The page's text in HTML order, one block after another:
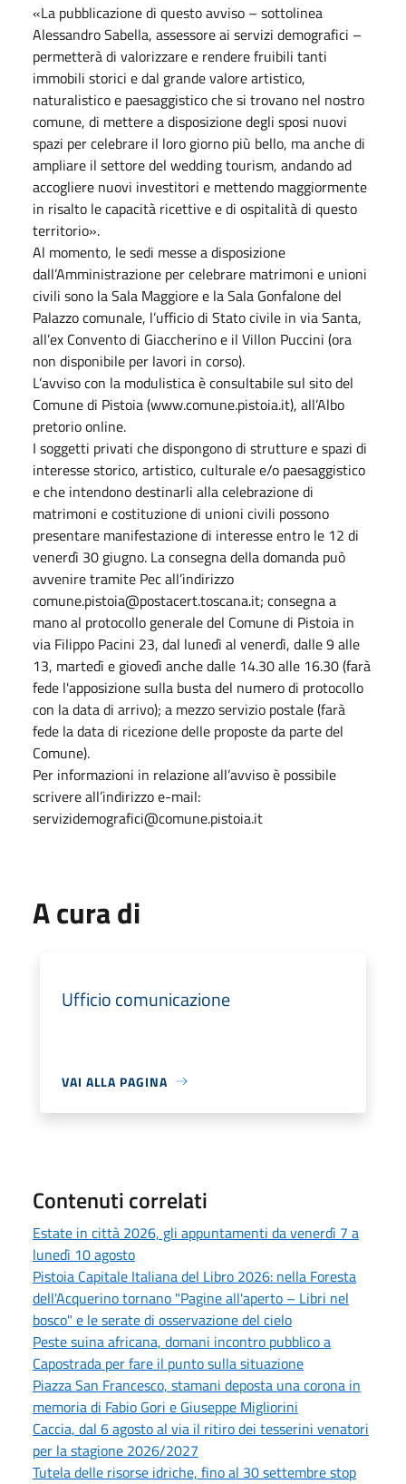
«La pubblicazione di questo avviso – sottolinea
Alessandro Sabella, assessore ai servizi demografici –
permetterà di valorizzare e rendere fruibili tanti
immobili storici e dal grande valore artistico,
naturalistico e paesaggistico che si trovano nel nostro
comune, di mettere a disposizione degli sposi nuovi
spazi per celebrare il loro giorno più bello, ma anche di
ampliare il settore del wedding tourism, andando ad
accogliere nuovi investitori e mettendo maggiormente
in risalto le capacità ricettive e di ospitalità di questo
territorio».
Al momento, le sedi messe a disposizione
dall’Amministrazione per celebrare matrimoni e unioni
civili sono la Sala Maggiore e la Sala Gonfalone del
Palazzo comunale, l’ufficio di Stato civile in via Santa,
all’ex Convento di Giaccherino e il Villon Puccini (ora
non disponibile per lavori in corso).
L’avviso con la modulistica è consultabile sul sito del
Comune di Pistoia (www.comune.pistoia.it), all’Albo
pretorio online.
I soggetti privati che dispongono di strutture e spazi di
interesse storico, artistico, culturale e/o paesaggistico
e che intendono destinarli alla celebrazione di
matrimoni e costituzione di unioni civili possono
presentare manifestazione di interesse entro le 12 di
venerdì 30 giugno. La consegna della domanda può
avvenire tramite Pec all’indirizzo
comune.pistoia@postacert.toscana.it; consegna a
mano al protocollo generale del Comune di Pistoia in
via Filippo Pacini 23, dal lunedì al venerdì, dalle 9 alle
13, martedì e giovedì anche dalle 14.30 alle 16.30 (farà
fede l'apposizione sulla busta del numero di protocollo
con la data di arrivo); a mezzo servizio postale (farà
fede la data di ricezione delle proposte da parte del
Comune).
Per informazioni in relazione all’avviso è possibile
scrivere all’indirizzo e-mail:
servizidemografici@comune.pistoia.it
A cura di
Ufficio comunicazione
VAI ALLA PAGINA
Contenuti correlati
Estate in città 2026, gli appuntamenti da venerdì 7 a
lunedì 10 agosto
Pistoia Capitale Italiana del Libro 2026: nella Foresta
dell'Acquerino tornano "Pagine all'aperto – Libri nel
bosco" e le serate di osservazione del cielo
Peste suina africana, domani incontro pubblico a
Capostrada per fare il punto sulla situazione
Piazza San Francesco, stamani deposta una corona in
memoria di Fabio Gori e Giuseppe Migliorini
Caccia, dal 6 agosto al via il ritiro dei tesserini venatori
per la stagione 2026/2027
Tutela delle risorse idriche, fino al 30 settembre stop